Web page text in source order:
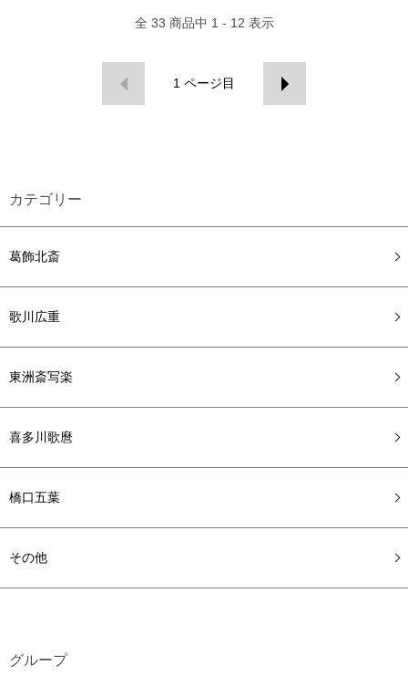
全 33 商品中 1 - 12 表示
1 ページ目
カテゴリー
葛飾北斎
歌川広重
東洲斎写楽
喜多川歌麿
橋口五葉
その他
グループ